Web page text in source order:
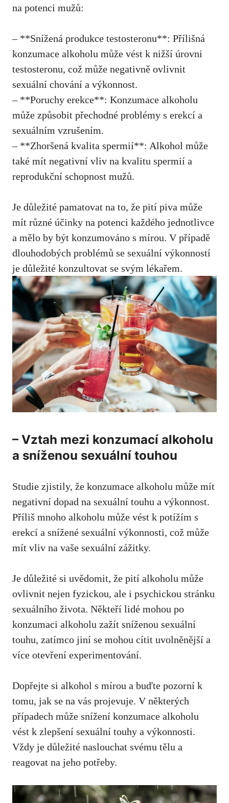
na potenci mužů:
– **Snížená produkce testosteronu**: Přílišná
konzumace alkoholu může vést k nižší úrovni
testosteronu, což může negativně ovlivnit
sexuální chování a výkonnost.
– **Poruchy erekce**: Konzumace alkoholu
může způsobit přechodné problémy s erekcí a
sexuálním vzrušením.
– **Zhoršená kvalita spermií**: Alkohol může
také mít negativní vliv na kvalitu spermií a
reprodukční schopnost mužů.
Je důležité pamatovat na to, že pití piva může
mít různé účinky na potenci každého jednotlivce
a mělo by být konzumováno s mírou. V případě
dlouhodobých problémů se sexuální výkonností
je důležité konzultovat se svým lékařem.
– Vztah mezi konzumací alkoholu
a sníženou sexuální touhou
Studie zjistily, že konzumace alkoholu může mít
negativní dopad na sexuální touhu a výkonnost.
Příliš mnoho alkoholu může vést k potížím s
erekcí a snížené sexuální výkonnosti, což může
mít vliv na vaše sexuální zážitky.
Je důležité si uvědomit, že pití alkoholu může
ovlivnit nejen fyzickou, ale i psychickou stránku
sexuálního života. Někteří lidé mohou po
konzumaci alkoholu zažít sníženou sexuální
touhu, zatímco jiní se mohou cítit uvolněnější a
více otevření experimentování.
Dopřejte si alkohol s mírou a buďte pozorní k
tomu, jak se na vás projevuje. V některých
případech může snížení konzumace alkoholu
vést k zlepšení sexuální touhy a výkonnosti.
Vždy je důležité naslouchat svému tělu a
reagovat na jeho potřeby.